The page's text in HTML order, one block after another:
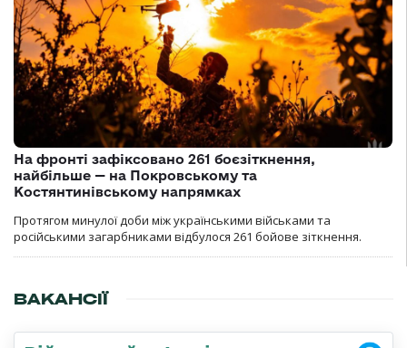
На фронті зафіксовано 261 боєзіткнення,
найбільше — на Покровському та
Костянтинівському напрямках
Протягом минулої доби між українськими військами та
російськими загарбниками відбулося 261 бойове зіткнення.
ВАКАНСІЇ